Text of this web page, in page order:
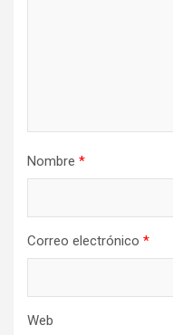
Nombre *
Correo electrónico *
Web